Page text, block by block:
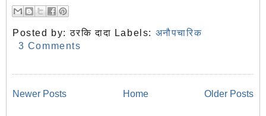
Posted by:ठरकि दादा Labels: अनौपचारिक
3 Comments
Newer Posts Older Posts
Home